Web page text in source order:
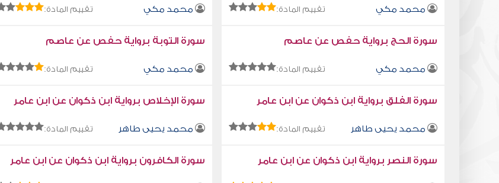
محمد مكي تقييم المادة: محمد مكي تقييم المادة:
سورة الحج برواية حفص عن عاصم
محمد مكي تقييم المادة:
سورة التوبة برواية حفص عن عاصم
محمد مكي تقييم المادة:
سورة الفلق برواية ابن ذكوان عن ابن عامر
محمد يحيى طاهر تقييم المادة:
سورة الإخلاص برواية ابن ذكوان عن ابن عامر
محمد يحيى طاهر تقييم المادة:
سورة النصر برواية ابن ذكوان عن ابن عامر سورة الكافرون برواية ابن ذكوان عن ابن عامر